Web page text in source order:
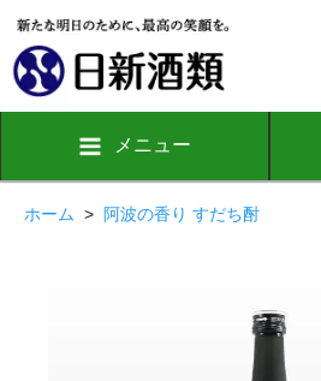
メニュー
ホーム > 阿波の香り すだち酎